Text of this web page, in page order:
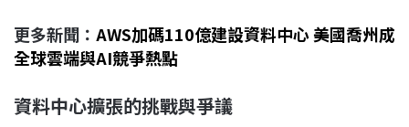
更多新聞： AWS加碼110億建設資料中心 美國喬州成
全球雲端與AI競爭熱點
資料中心擴張的挑戰與爭議